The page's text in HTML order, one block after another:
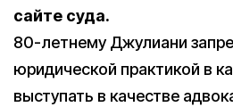
сайте суда.
80-летнему Джулиани
юридической практикой в
выступать в качестве